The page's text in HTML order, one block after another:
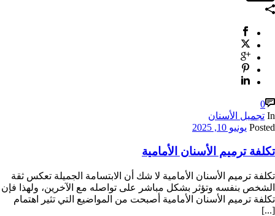
0
In تجميل الأسنان
Posted يونيو 10, 2025
تكلفة ترميم الأسنان الأمامية
تكلفة ترميم الأسنان الأمامية لا شك أن الابتسامة الجميلة تعكس ثقة
الشخص بنفسه وتؤثر بشكل مباشر على تواصله مع الآخرين، ولهذا فإن
تكلفة ترميم الأسنان الأمامية أصبحت من المواضيع التي تثير اهتمام
[...]